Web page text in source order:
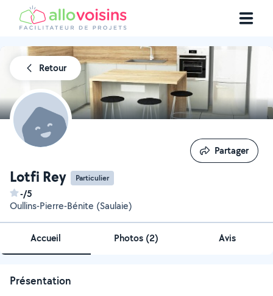
Retour
Lotfi Rey Particulier
-/5
Oullins-Pierre-Bénite (Saulaie)
Partager
Partager
Accueil Photos (2) Avis
Présentation